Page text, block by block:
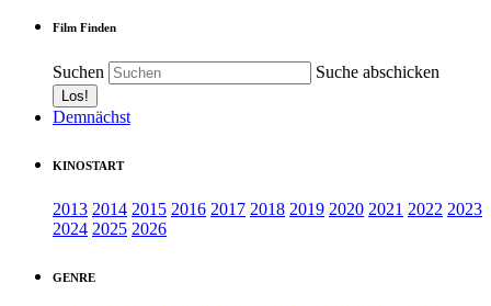
Film Finden
Suchen Suche abschicken
Demnächst
KINOSTART
2013 2014 2015 2016 2017 2018 2019 2020 2021 2022 2023
2024 2025 2026
GENRE